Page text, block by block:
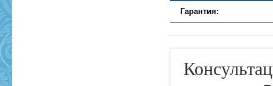
Гарантия: